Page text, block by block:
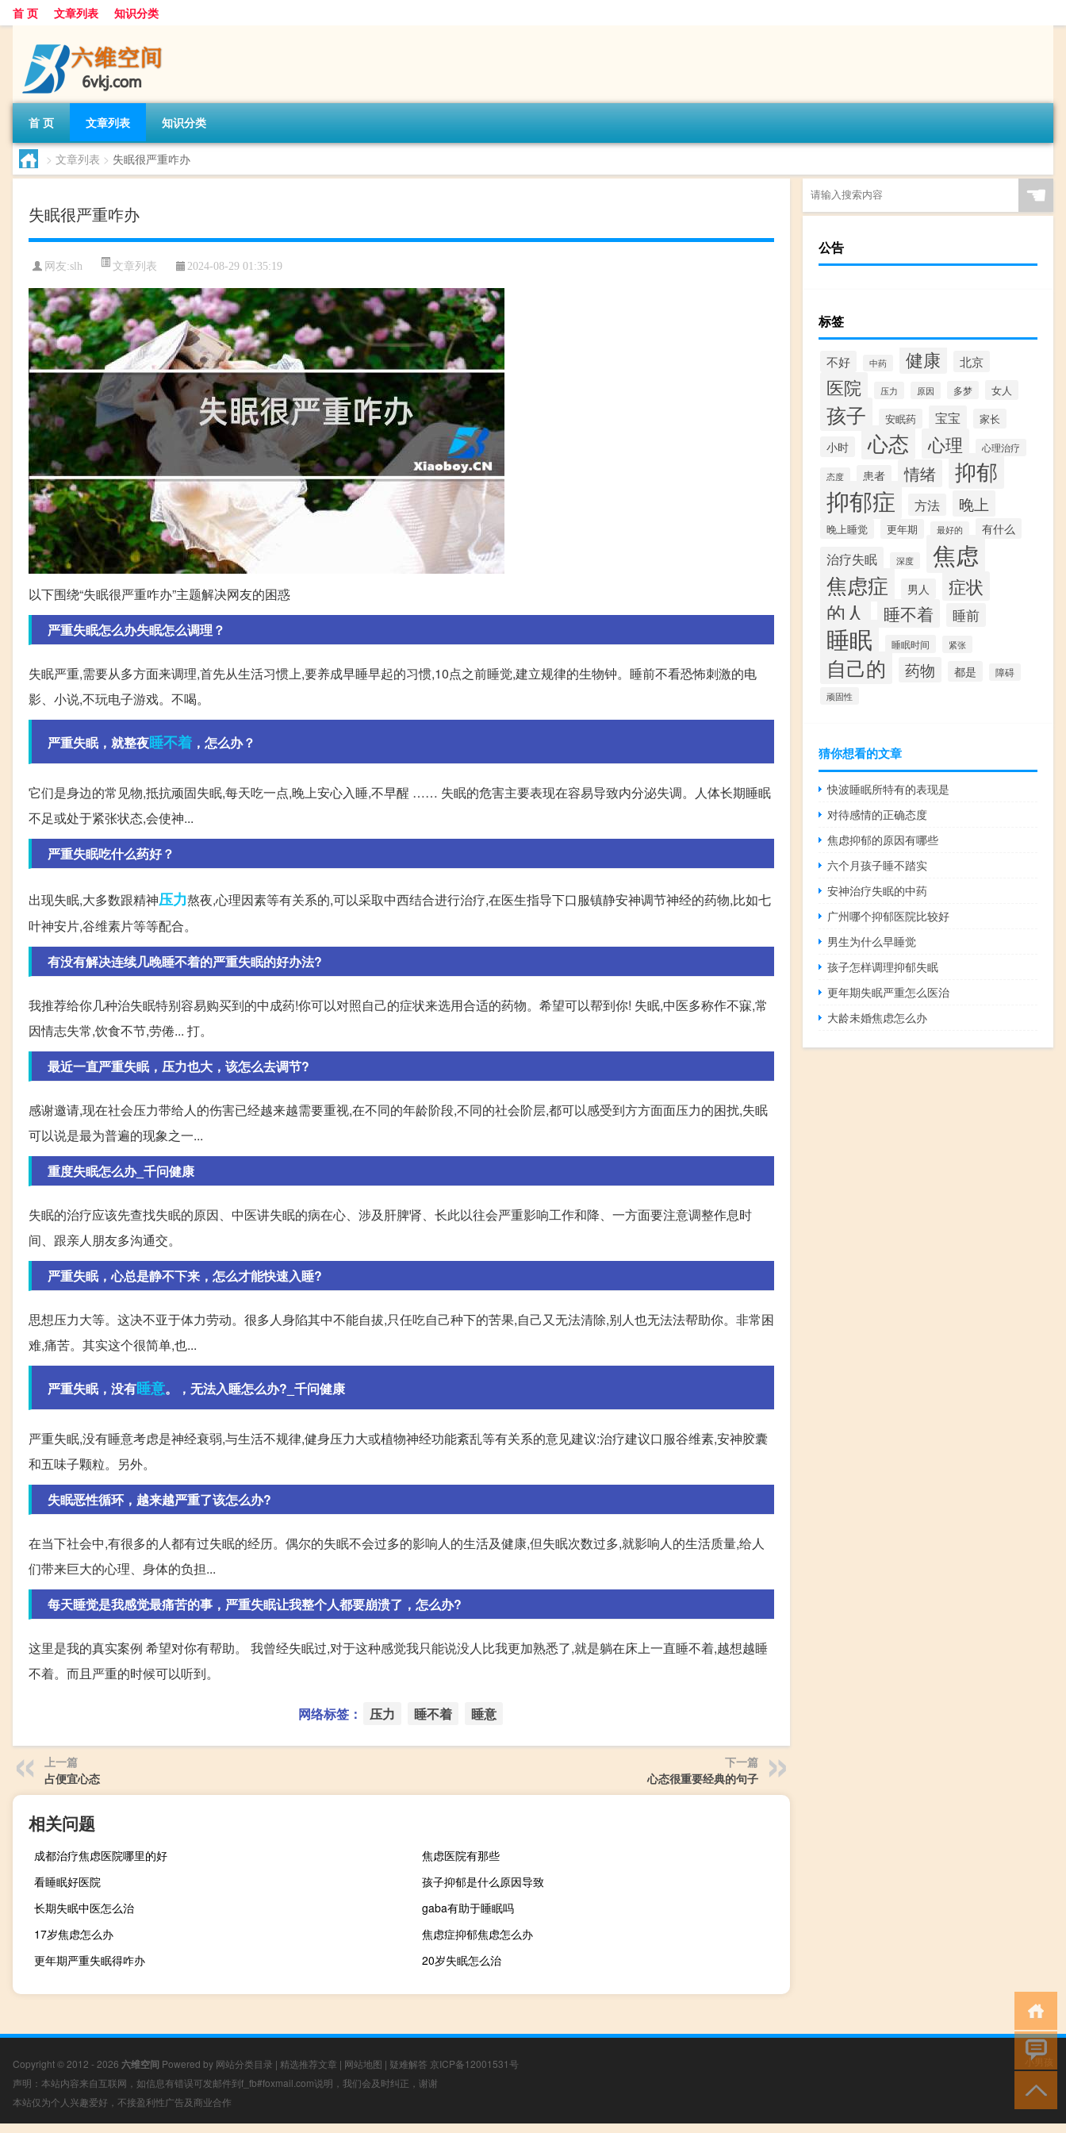
首 页 文章列表 知识分类
首 页 文章列表 知识分类
> 文章列表 > 失眠很严重咋办
失眠很严重咋办
网友:slh 文章列表 2024-08-29 01:35:19
以下围绕“失眠很严重咋办”主题解决网友的困惑
严重失眠怎么办失眠怎么调理？
失眠严重,需要从多方面来调理,首先从生活习惯上,要养成早睡早起的习惯,10点之前睡觉,建立规律的生物钟。睡前不看恐怖刺激的电
影、小说,不玩电子游戏。不喝。
严重失眠，就整夜睡不着 ，怎么办？
它们是身边的常见物,抵抗顽固失眠,每天吃一点,晚上安心入睡,不早醒 …… 失眠的危害主要表现在容易导致内分泌失调。人体长期睡眠
不足或处于紧张状态,会使神...
严重失眠吃什么药好？
出现失眠,大多数跟精神压力熬夜,心理因素等有关系的,可以采取中西结合进行治疗,在医生指导下口服镇静安神调节神经的药物,比如七
叶神安片,谷维素片等等配合。
有没有解决连续几晚睡不着的严重失眠的好办法?
我推荐给你几种治失眠特别容易购买到的中成药!你可以对照自己的症状来选用合适的药物。希望可以帮到你! 失眠,中医多称作不寐,常
因情志失常,饮食不节,劳倦... 打。
最近一直严重失眠，压力也大，该怎么去调节?
感谢邀请,现在社会压力带给人的伤害已经越来越需要重视,在不同的年龄阶段,不同的社会阶层,都可以感受到方方面面压力的困扰,失眠
可以说是最为普遍的现象之一...
重度失眠怎么办_千问健康
失眠的治疗应该先查找失眠的原因、中医讲失眠的病在心、涉及肝脾肾、长此以往会严重影响工作和降、一方面要注意调整作息时
间、跟亲人朋友多沟通交。
严重失眠，心总是静不下来，怎么才能快速入睡?
思想压力大等。这决不亚于体力劳动。很多人身陷其中不能自拔,只任吃自己种下的苦果,自己又无法清除,别人也无法法帮助你。非常困
难,痛苦。其实这个很简单,也...
严重失眠，没有睡意。，无法入睡怎么办?_千问健康
严重失眠,没有睡意考虑是神经衰弱,与生活不规律,健身压力大或植物神经功能紊乱等有关系的意见建议:治疗建议口服谷维素,安神胶囊
和五味子颗粒。另外。
失眠恶性循环，越来越严重了该怎么办?
在当下社会中,有很多的人都有过失眠的经历。偶尔的失眠不会过多的影响人的生活及健康,但失眠次数过多,就影响人的生活质量,给人
们带来巨大的心理、身体的负担...
每天睡觉是我感觉最痛苦的事，严重失眠让我整个人都要崩溃了，怎么办?
这里是我的真实案例 希望对你有帮助。 我曾经失眠过,对于这种感觉我只能说没人比我更加熟悉了,就是躺在床上一直睡不着,越想越睡
不着。而且严重的时候可以听到。
网络标签： 压力 睡不着 睡意
上一篇
占便宜心态
下一篇
心态很重要经典的句子
相关问题
成都治疗焦虑医院哪里的好
焦虑医院有那些
看睡眠好医院
孩子抑郁是什么原因导致
长期失眠中医怎么治
gaba有助于睡眠吗
17岁焦虑怎么办
焦虑症抑郁焦虑怎么办
更年期严重失眠得咋办
20岁失眠怎么治
☚
公告
标签
不好 中药 健康 北京
医院 压力 原因 多梦 女人
孩子 安眠药 宝宝 家长
小时 心态 心理 心理治疗
态度 患者 情绪 抑郁
抑郁症 方法 晚上
晚上睡觉 更年期 最好的 有什么
治疗失眠 深度 焦虑
焦虑症 男人 症状
的人 睡不着 睡前
睡眠 睡眠时间 紧张
自己的 药物 都是
障碍
顽固性
猜你想看的文章
快波睡眠所特有的表现是
对待感情的正确态度
焦虑抑郁的原因有哪些
六个月孩子睡不踏实
安神治疗失眠的中药
广州哪个抑郁医院比较好
男生为什么早睡觉
孩子怎样调理抑郁失眠
更年期失眠严重怎么医治
大龄未婚焦虑怎么办
Copyright © 2012 - 2026 六维空间 Powered by 网站分类目录 | 精选推荐文章 | 网站地图 | 疑难解答 京ICP备12001531号
声明：本站内容来自互联网，如信息有错误可发邮件到f_fb#foxmail.com说明，我们会及时纠正，谢谢
本站仅为个人兴趣爱好，不接盈利性广告及商业合作
小男孩